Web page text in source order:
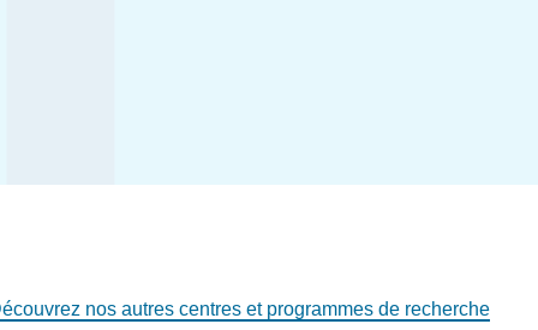
nos autres centres et programmes de recherche